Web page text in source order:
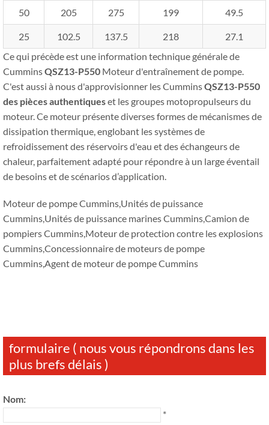
50 205 275 199 49.5
25 102.5 137.5 218
27.1
Ce qui précède est une information technique générale de
CumminsQSZ13-P550 Moteur d'entraînement de pompe.
C'est aussi à nous d'approvisionner les CumminsQSZ13-P550
des pièces authentiqueset les groupes motopropulseurs du
moteur. Ce moteur présente diverses formes de mécanismes de
dissipation thermique, englobant les systèmes de
refroidissement des réservoirs d'eau et des échangeurs de
chaleur, parfaitement adapté pour répondre à un large éventail
de besoins et de scénarios d’application.
Moteur de pompe Cummins,Unités de puissance
Cummins,Unités de puissance marines Cummins,Camion de
pompiers Cummins,Moteur de protection contre les explosions
Cummins,Concessionnaire de moteurs de pompe
Cummins,Agent de moteur de pompe Cummins
formulaire ( nous vous répondrons dans les
plus brefs délais )
Nom:
*